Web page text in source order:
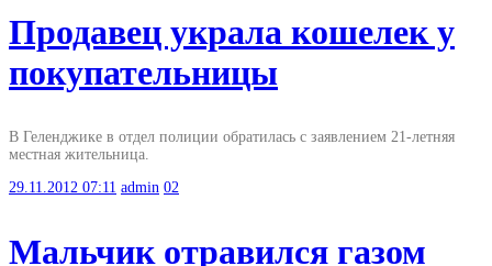
Продавец украла кошелек у
покупательницы
В Геленджике в отдел полиции обратилась с заявлением 21-летняя
местная жительница.
29.11.2012 07:11 admin 02
Мальчик отравился газом